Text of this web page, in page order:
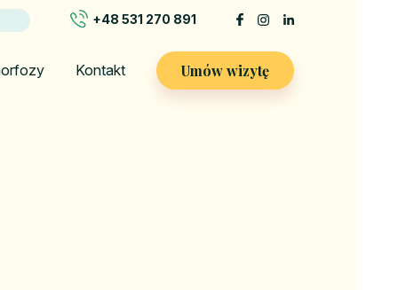
+48 531 270 891
Kontakt Umów wizytę